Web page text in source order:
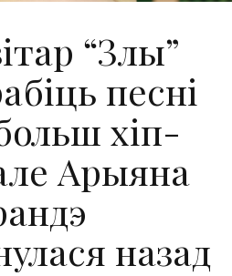
“Злы”
песні
хіп-
Арыяна
назад